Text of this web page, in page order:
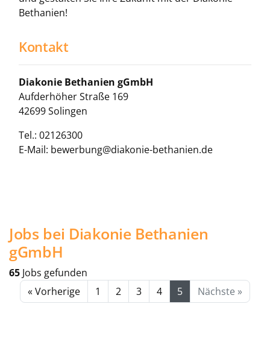
Bethanien!
Kontakt
Diakonie Bethanien gGmbH
Aufderhöher Straße 169
42699 Solingen
Tel.: 02126300
E-Mail: bewerbung@diakonie-bethanien.de
Jobs bei Diakonie Bethanien
gGmbH
65 Jobs gefunden
« Vorherige
1 2 3 4 5 Nächste »